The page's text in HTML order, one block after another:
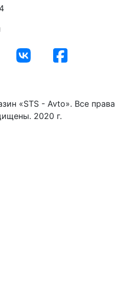
«STS - Avto». Все права
2020 г.